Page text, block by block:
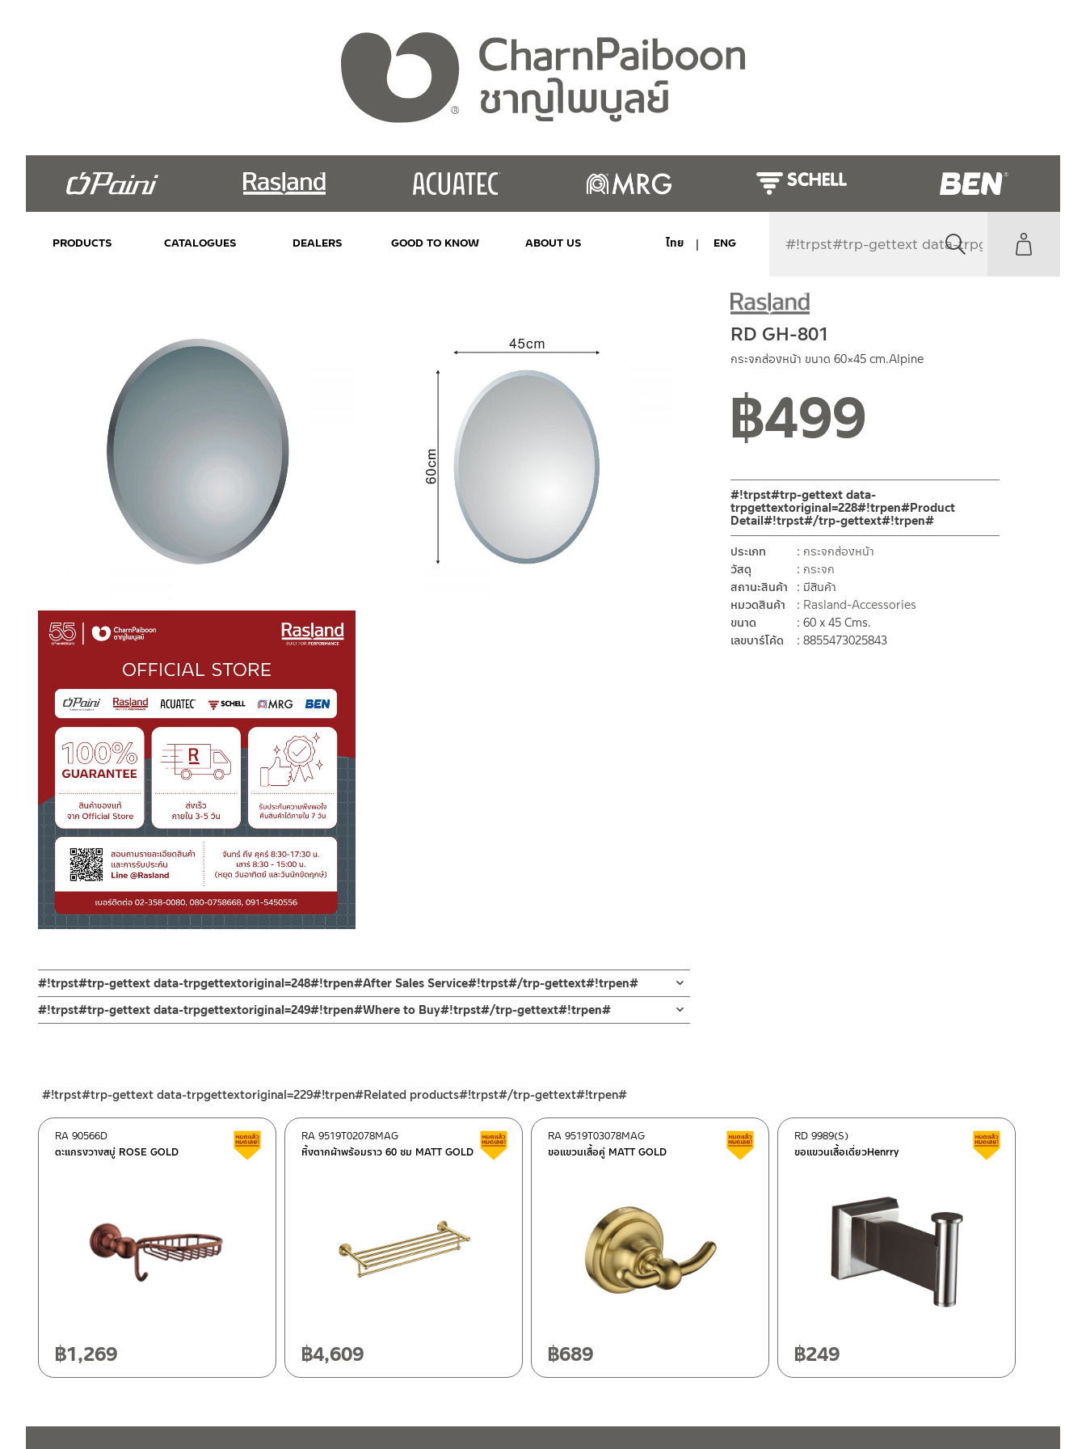
PRODUCTS CATALOGUES DEALERS GOOD TO KNOW ABOUT US ไทย ENG
RD GH-801
กระจกส่องหน้า ขนาด 60×45 cm.Alpine
฿499
#!trpst#trp-gettext data-
trpgettextoriginal=228#!trpen#Product
Detail#!trpst#/trp-gettext#!trpen#
ประเภท
กระจกส่องหน้า
วัสดุ
กระจก
สถานะสินค้า
มีสินค้า
หมวดสินค้า
Rasland-Accessories
ขนาด
60 x 45 Cms.
เลขบาร์โค้ด
8855473025843
#!trpst#trp-gettext data-trpgettextoriginal=248#!trpen#After Sales Service#!trpst#/trp-gettext#!trpen#
ช่องทางออนไลน์
– Email: contact@charnpaiboon.com
662/61-62 ถนน พระราม3 แขวงบางโพงพาง เขตยานนาวา กรุงเทพฯ 10120
โทร: 02-358-0080 / 080-075-8668 / 091-545-0556
โทร: 080-075-2626
วันเสาร์ เวลา 8:30-15:00 น.
#!trpst#trp-gettext data-trpgettextoriginal=249#!trpen#Where to Buy#!trpst#/trp-gettext#!trpen#
–Lazada
ติดต่อพนักงานขาย / Contact Sales Staff
โทร: 02-285-5795
#!trpst#trp-gettext data-trpgettextoriginal=229#!trpen#Related products#!trpst#/trp-gettext#!trpen#
ตะแกรงวางสบู่ ROSE GOLD
RA 90566D สินค้าลดราคา เคลียร์สต็อก
฿1,269
หิ้งตากผ้าพร้อมราว 60 ซม MATT GOLD
RA 9519T02078MAG สินค้าลดราคา เคลียร์สต็อก
฿4,609
ขอแขวนเสื้อคู่ MATT GOLD
RA 9519T03078MAG สินค้าลดราคา เคลียร์สต็อก
฿689
ขอแขวนเสื้อเดี่ยวHenrry
RD 9989(S) สินค้าลดราคา เคลี
฿249